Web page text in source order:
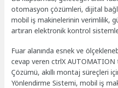
otomasyon çözümleri, dijital
mobil iş makinelerinin verimlilik,
artıran elektronik kontrol
Fuar alanında esnek ve
cevap veren ctrlX
Çözümü, akıllı montaj süreçleri
Yönlendirme Sistemi, mobil iş